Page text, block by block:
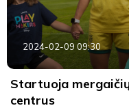
2024-02-09 09:30
Startuoja
centrus